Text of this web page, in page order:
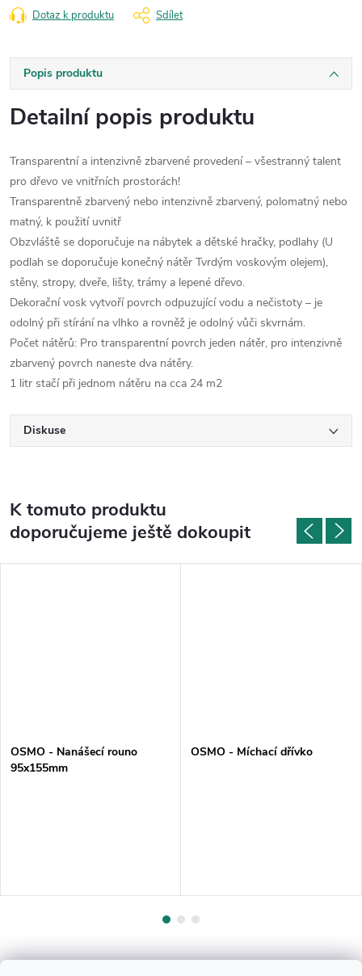
Dotaz k produktu Sdílet
Popis produktu
Detailní popis produktu
Transparentní a intenzivně zbarvené provedení – všestranný talent
pro dřevo ve vnitřních prostorách!
Transparentně zbarvený nebo intenzivně zbarvený, polomatný nebo
matný, k použití uvnitř
Obzvláště se doporučuje na nábytek a dětské hračky, podlahy (U
podlah se doporučuje konečný nátěr Tvrdým voskovým olejem),
stěny, stropy, dveře, lišty, trámy a lepené dřevo.
Dekorační vosk vytvoří povrch odpuzující vodu a nečistoty – je
odolný při stírání na vlhko a rovněž je odolný vůči skvrnám.
Počet nátěrů: Pro transparentní povrch jeden nátěr, pro intenzivně
zbarvený povrch naneste dva nátěry.
1 litr stačí při jednom nátěru na cca 24 m2
Diskuse
K tomuto produktu
doporučujeme ještě dokoupit
OSMO - Nanášecí rouno
95x155mm
OSMO - Míchací dřívko